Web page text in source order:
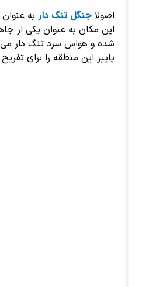
اصولا جنگل تنگ دار به
این مکان به عنوان یکی از
شده و هواس سرد تنگ دار می
پاییز این منطقه را برای